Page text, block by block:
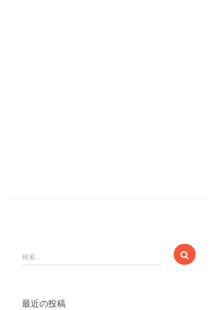
検
索
検索…
最近の投稿